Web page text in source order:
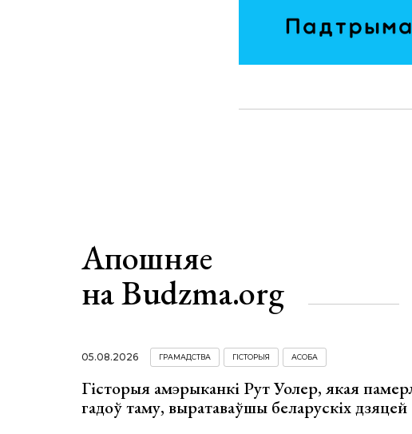
Апошняе
на Budzma.org
05.08.2026 ГРАМАДСТВА ГІСТОРЫЯ АСОБА
Гісторыя амэрыканкі Рут Уолер, якая
гадоў таму, выратаваўшы беларускіх дзяцей